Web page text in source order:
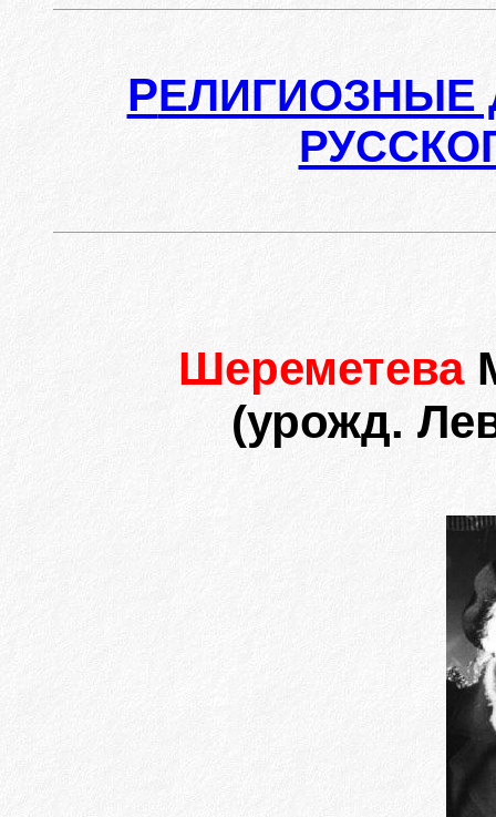
РЕЛИГИОЗНЫЕ
Шереметева
(урожд.